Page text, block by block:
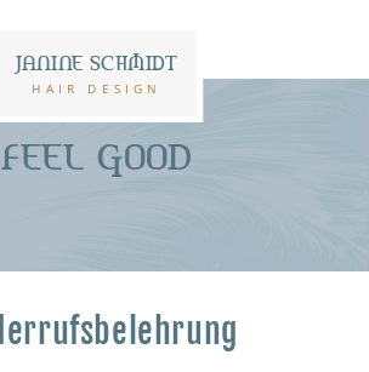
JANINE SCHMIDT
HAIR DESIGN
FEEL GOOD